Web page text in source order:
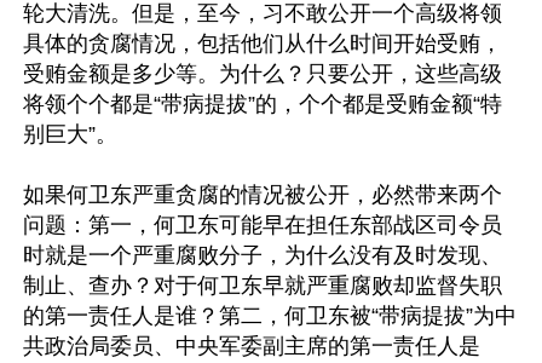
轮大清洗。但是，至今，习不敢公开一个高级将领
具体的贪腐情况，包括他们从什么时间开始受贿，
受贿金额是多少等。为什么？只要公开，这些高级
将领个个都是“带病提拔”的，个个都是受贿金额“特
别巨大”。
如果何卫东严重贪腐的情况被公开，必然带来两个
问题：第一，何卫东可能早在担任东部战区司令员
时就是一个严重腐败分子，为什么没有及时发现、
制止、查办？对于何卫东早就严重腐败却监督失职
的第一责任人是谁？第二，何卫东被“带病提拔”为中
共政治局委员、中央军委副主席的第一责任人是